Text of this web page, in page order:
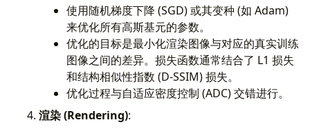
使用随机梯度下降 (SGD) 或其变种 (如 Adam)
来优化所有高斯基元的参数。
优化的目标是最小化渲染图像与对应的真实训练
图像之间的差异。损失函数通常结合了 L1 损失
和结构相似性指数 (D-SSIM) 损失。
优化过程与自适应密度控制 (ADC) 交错进行。
渲染 (Rendering):